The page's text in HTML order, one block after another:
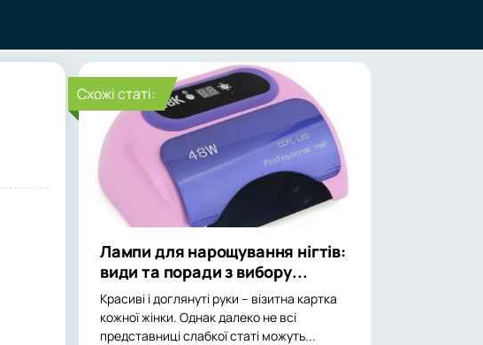
Cхожі статі:
Лампи для нарощування нігтів:
види та поради з вибору...
Красиві і доглянуті руки – візитна картка
кожної жінки. Однак далеко не всі
представниці слабкої статі можуть...